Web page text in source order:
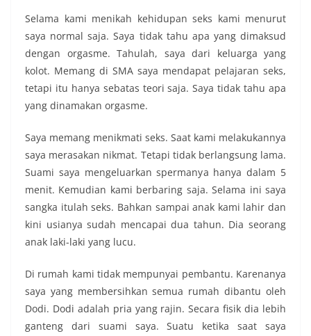
Selama kami menikah kehidupan seks kami menurut
saya normal saja. Saya tidak tahu apa yang dimaksud
dengan orgasme. Tahulah, saya dari keluarga yang
kolot. Memang di SMA saya mendapat pelajaran seks,
tetapi itu hanya sebatas teori saja. Saya tidak tahu apa
yang dinamakan orgasme.
Saya memang menikmati seks. Saat kami melakukannya
saya merasakan nikmat. Tetapi tidak berlangsung lama.
Suami saya mengeluarkan spermanya hanya dalam 5
menit. Kemudian kami berbaring saja. Selama ini saya
sangka itulah seks. Bahkan sampai anak kami lahir dan
kini usianya sudah mencapai dua tahun. Dia seorang
anak laki-laki yang lucu.
Di rumah kami tidak mempunyai pembantu. Karenanya
saya yang membersihkan semua rumah dibantu oleh
Dodi. Dodi adalah pria yang rajin. Secara fisik dia lebih
ganteng dari suami saya. Suatu ketika saat saya